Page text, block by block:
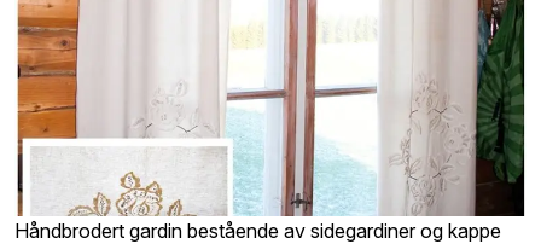
Håndbrodert gardin bestående av sidegardiner og kappe